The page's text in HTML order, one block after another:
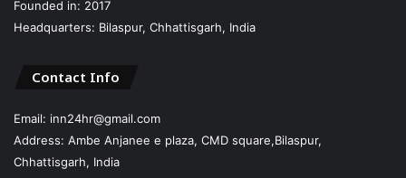
Founded in: 2017
Headquarters: Bilaspur, Chhattisgarh, India
Contact Info
Email: inn24hr@gmail.com
Address: Ambe Anjanee e plaza, CMD square,Bilaspur,
Chhattisgarh, India